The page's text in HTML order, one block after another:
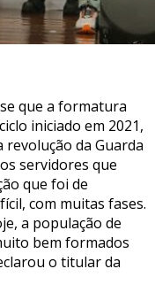
que a formatura
iniciado em 2021,
da Guarda
servidores que
que foi de
com muitas fases.
a população de
bem formados
o titular da